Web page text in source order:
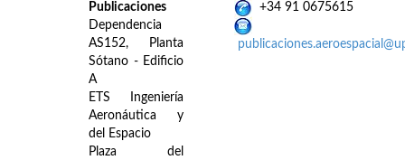
Publicaciones
Dependencia
AS152, Planta
Sótano - Edificio
A
ETS Ingeniería
Aeronáutica y
del Espacio
Plaza del
+34 91 0675615